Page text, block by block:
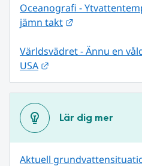
Oceanografi -
jämn takt
Världsvädret - Ännu en
USA
Lär dig mer
Aktuell